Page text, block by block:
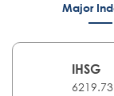
Major
IHSG
6219.73